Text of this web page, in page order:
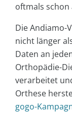
oftmals schon
Die Andiamo-
nicht länger
Daten an
Orthopädie-
verarbeitet
Orthese
gogo-